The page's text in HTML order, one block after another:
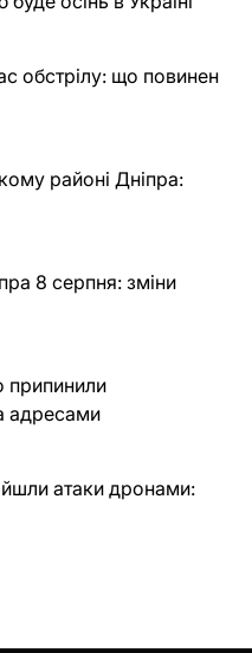
обстрілу: що повинен
районі Дніпра:
8 серпня: зміни
припинили
адресами
атаки дронами: